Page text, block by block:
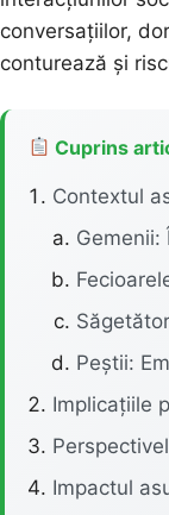
conversațiilor,
conturează și
Cuprins
Contextul
Gemenii:
Peștii:
Implicațiile
Impactul